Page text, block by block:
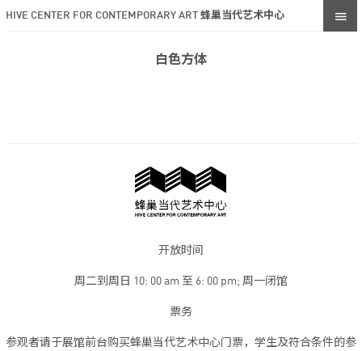
HIVE CENTER FOR CONTEMPORARY ART 蜂巢当代艺术中心
白色方体
开放时间
周二到周日 10: 00 am 至 6: 00 pm; 周一闭馆
票务
参观者请于展馆前台购买蜂巢当代艺术中心门票，学生及符合条件的参